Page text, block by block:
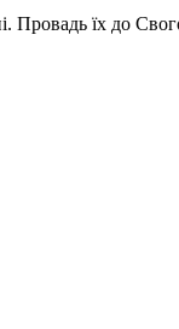
Провадь їх до